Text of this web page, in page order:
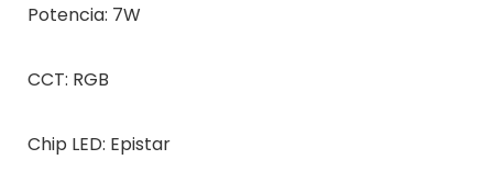
Potencia: 7W
CCT: RGB
Chip LED: Epistar